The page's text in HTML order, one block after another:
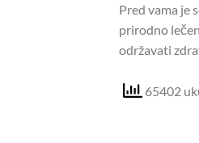
Pred vama je
prirodno
održavati
65402